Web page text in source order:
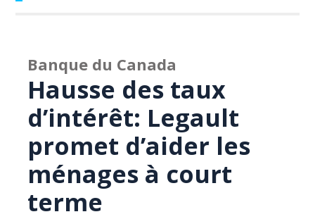
Banque du Canada
Hausse des taux
d’intérêt: Legault
promet d’aider les
ménages à court
terme